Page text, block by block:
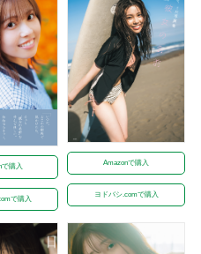
で購入
で購入
Amazonで購入
ヨドバシ.comで購入